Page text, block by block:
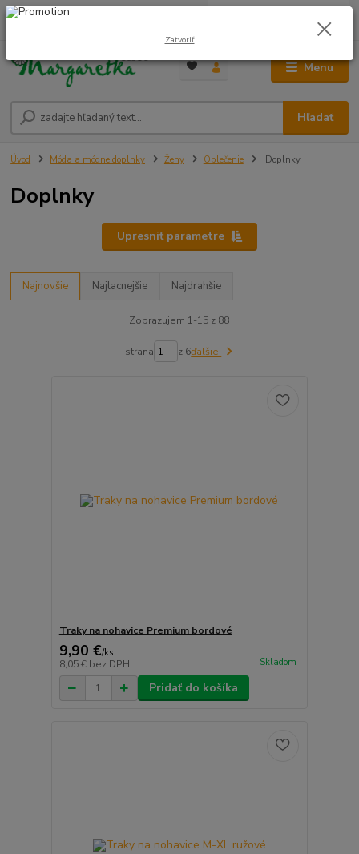
Menu
Hľadať
0948 236 042
0,00 €
Úvod Móda a módne doplnky Ženy Oblečenie Doplnky
Doplnky
Upresniť parametre
Najnovšie Najlacnejšie Najdrahšie
Zobrazujem 1-15 z 88
strana z 6ďalšie
Traky na nohavice Premium bordové
9,90 €/ks
8,05 € bez DPH Skladom
Pridať do košíka
Zatvoriť